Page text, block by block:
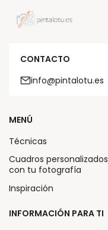
CONTACTO
info@pintalotu.es
MENÚ
Técnicas
Cuadros personalizados
con tu fotografía
Inspiración
INFORMACIÓN PARA TI